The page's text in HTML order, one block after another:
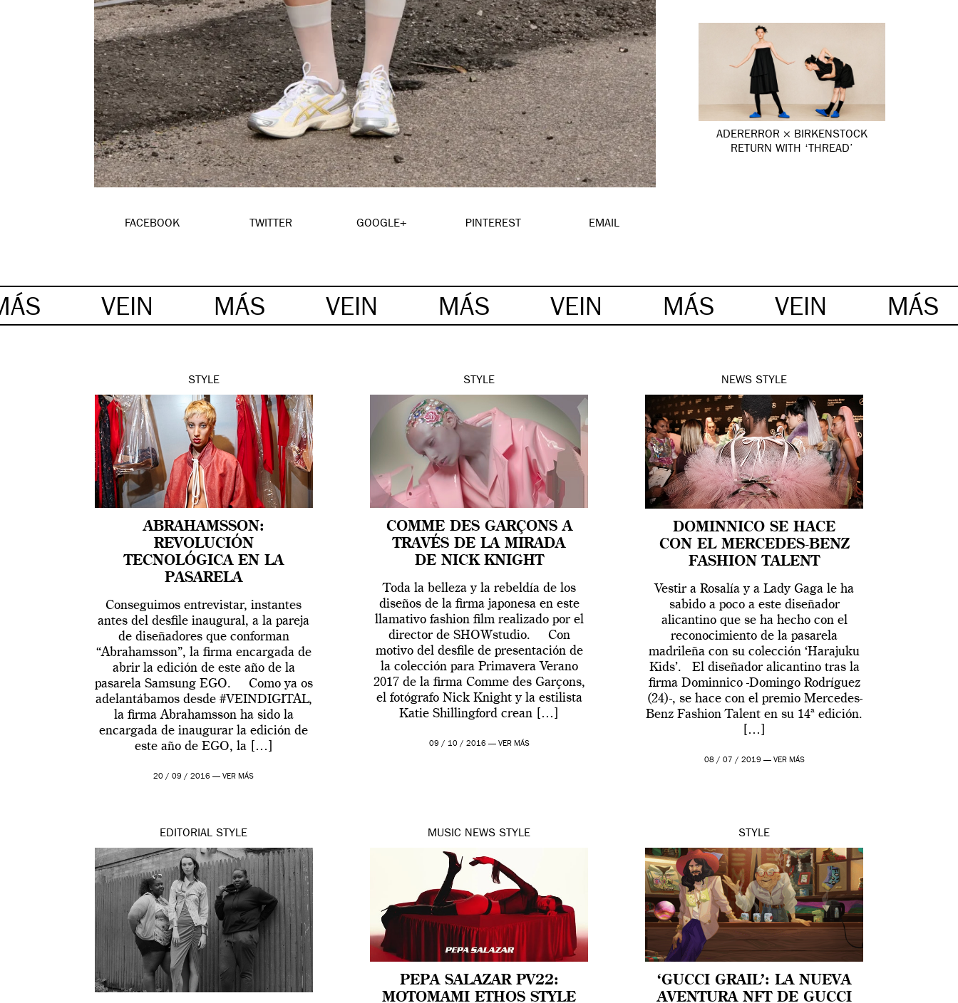
FACEBOOK TWITTER GOOGLE+ PINTEREST EMAIL
ADERERROR × BIRKENSTOCK
RETURN WITH ‘THREAD’
VEIN MÁS VEIN MÁS VEIN MÁS VEIN MÁS
STYLE
ABRAHAMSSON:
REVOLUCIÓN
TECNOLÓGICA EN LA
PASARELA
Conseguimos entrevistar, instantes
antes del desfile inaugural, a la pareja
de diseñadores que conforman
“Abrahamsson”, la firma encargada de
abrir la edición de este año de la
pasarela Samsung EGO. Como ya os
adelantábamos desde #VEINDIGITAL,
la firma Abrahamsson ha sido la
encargada de inaugurar la edición de
este año de EGO, la […]
20 / 09 / 2016 —VER MÁS
STYLE
COMME DES GARÇONS A
TRAVÉS DE LA MIRADA
DE NICK KNIGHT
Toda la belleza y la rebeldía de los
diseños de la firma japonesa en este
llamativo fashion film realizado por el
director de SHOWstudio. Con
motivo del desfile de presentación de
la colección para Primavera Verano
2017 de la firma Comme des Garçons,
el fotógrafo Nick Knight y la estilista
Katie Shillingford crean […]
09 / 10 / 2016 — VER MÁS
NEWS STYLE
DOMINNICO SE HACE
CON EL MERCEDES-BENZ
FASHION TALENT
Vestir a Rosalía y a Lady Gaga le ha
sabido a poco a este diseñador
alicantino que se ha hecho con el
reconocimiento de la pasarela
madrileña con su colección ‘Harajuku
Kids’. El diseñador alicantino tras la
firma Dominnico -Domingo Rodríguez
(24)-, se hace con el premio Mercedes-
Benz Fashion Talent en su 14ª edición.
[…]
08 / 07 / 2019 — VER MÁS
EDITORIAL STYLE MUSIC NEWS STYLE
PEPA SALAZAR PV22:
MOTOMAMI ETHOS STYLE
STYLE
‘GUCCI GRAIL’: LA NUEVA
AVENTURA NFT DE GUCCI